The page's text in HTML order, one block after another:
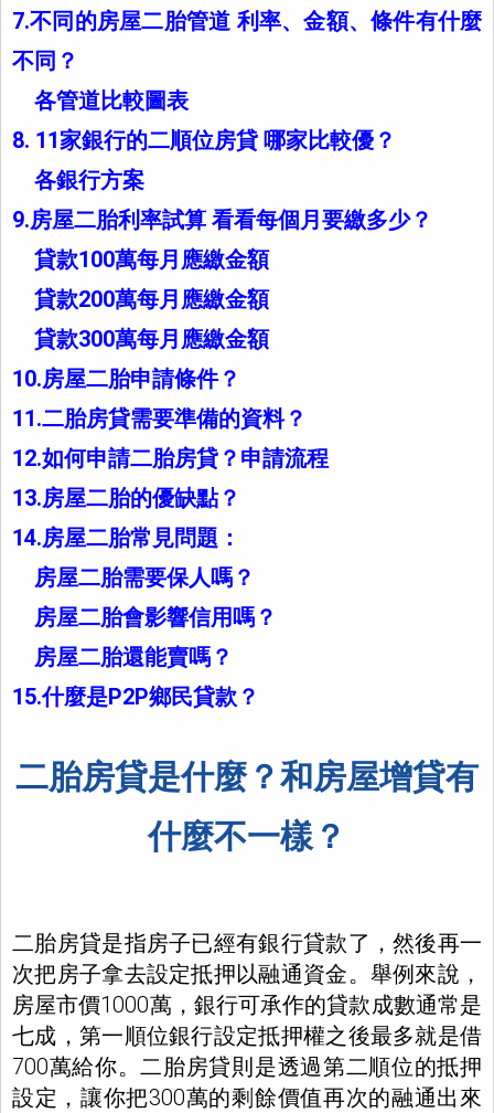
7.不同的房屋二胎管道 利率、金額、條件有什麼
不同？
各管道比較圖表
8. 11家銀行的二順位房貸 哪家比較優？
各銀行方案
9.房屋二胎利率試算 看看每個月要繳多少？
貸款100萬每月應繳金額
貸款200萬每月應繳金額
貸款300萬每月應繳金額
10.房屋二胎申請條件？
11.二胎房貸需要準備的資料？
12.如何申請二胎房貸？申請流程
13.房屋二胎的優缺點？
14.房屋二胎常見問題：
房屋二胎需要保人嗎？
房屋二胎會影響信用嗎？
房屋二胎還能賣嗎？
15.什麼是P2P鄉民貸款？
二胎房貸是什麼？和房屋增貸有
什麼不一樣？
二胎房貸是指房子已經有銀行貸款了，然後再一
次把房子拿去設定抵押以融通資金。舉例來說，
房屋市價1000萬，銀行可承作的貸款成數通常是
七成，第一順位銀行設定抵押權之後最多就是借
700萬給你。二胎房貸則是透過第二順位的抵押
設定，讓你把300萬的剩餘價值再次的融通出來